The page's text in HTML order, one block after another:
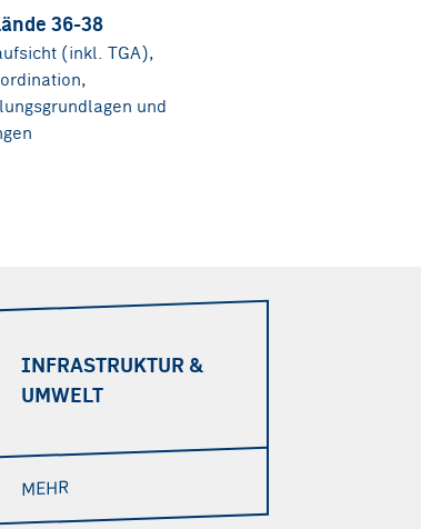
36-38
(inkl. TGA),
und
INFRASTRUKTUR &
UMWELT
MEHR